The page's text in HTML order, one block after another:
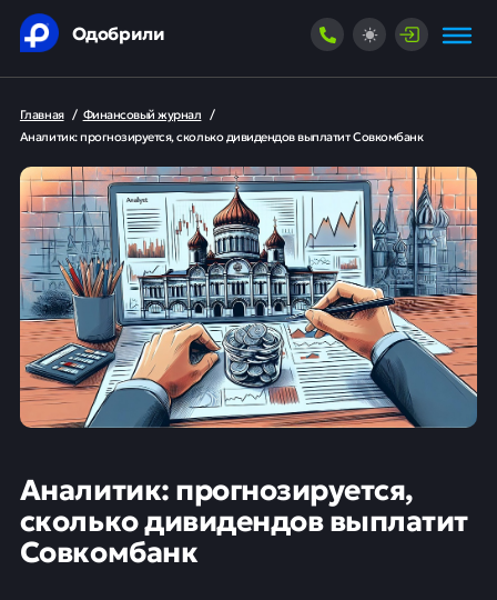
Одобрили
Главная / Финансовый журнал /
Аналитик: прогнозируется, сколько дивидендов выплатит Совкомбанк
Аналитик: прогнозируется,
сколько дивидендов выплатит
Совкомбанк